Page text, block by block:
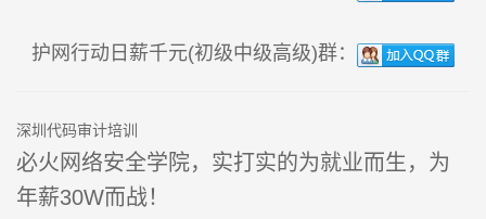
护网行动日薪千元(初级中级高级)群：
深圳代码审计培训
必火网络安全学院，实打实的为就业而生，为
年薪30W而战！